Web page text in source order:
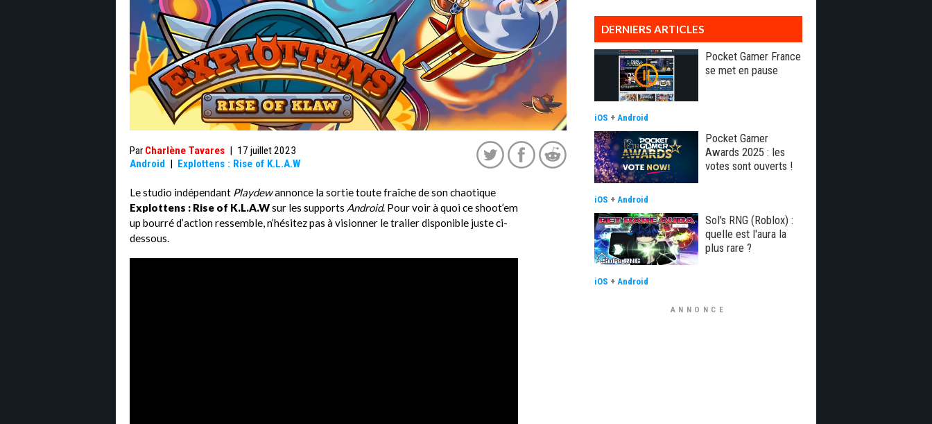
Par Charlène Tavares | 17 juillet 2023
Android | Explottens : Rise of K.L.A.W
Le studio indépendant Playdewannonce la sortie toute fraîche de son chaotique
Explottens : Rise of K.L.A.Wsur les supports Android. Pour voir à quoi ce shoot’em
up bourré d’action ressemble, n’hésitez pas à visionner le trailer disponible juste ci-
dessous.
DERNIERS ARTICLES
Pocket Gamer France
se met en pause
iOS + Android
Pocket Gamer
Awards 2025 : les
votes sont ouverts !
iOS + Android
Sol's RNG (Roblox) :
quelle est l'aura la
plus rare ?
iOS + Android
ANNONCE